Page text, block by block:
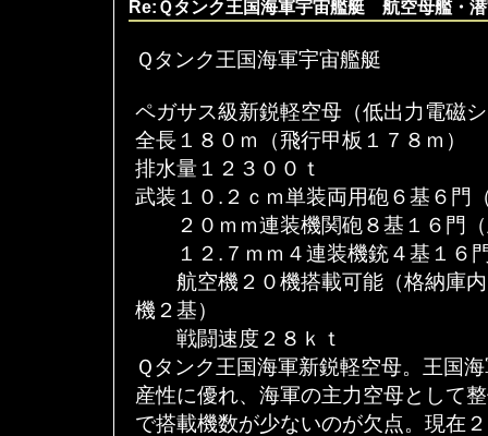
Re:Ｑタンク王国海軍宇宙艦艇 航空母艦・
Ｑタンク王国海軍宇宙艦艇
ペガサス級新鋭軽空母（低出力電磁
全長１８０ｍ（飛行甲板１７８ｍ）
排水量１２３００ｔ
武装１０.２ｃｍ単装両用砲６基６門
２０ｍｍ連装機関砲８基１６門（
１２.７ｍｍ４連装機銃４基１６
航空機２０機搭載可能（格納庫
機２基）
戦闘速度２８ｋｔ
Ｑタンク王国海軍新鋭軽空母。王国
産性に優れ、海軍の主力空母として
で搭載機数が少ないのが欠点。現在